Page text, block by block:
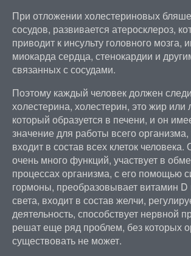
При отложении холестериновых
сосудов, развивается атеросклероз,
приводит к инсульту головного мозга,
миокарда сердца, стенокардии и
связанных с сосудами.
Поэтому каждый человек должен
холестерина, холестерин, это жир или
который образуется в печени, и он
значение для работы всего организма,
входит в состав всех клеток
очень много функций, участвует в
процессах организма, с его помощью
гормоны, преобразовывает витамин D
света, входит в состав желчи,
деятельность, способствует нервной
решат еще ряд проблем, без которых
существовать не может.